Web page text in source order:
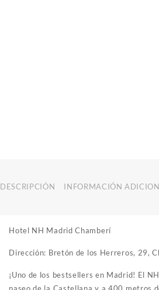
DESCRIPCIÓN INFORMACIÓN
Hotel NH Madrid Chamberí
Dirección: Bretón de los Herreros, 29,
¡Uno de los bestsellers en Madrid! El